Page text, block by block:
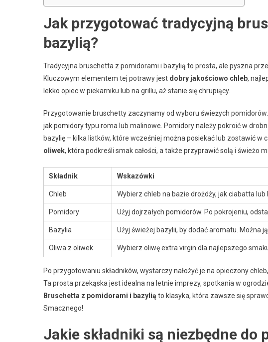
Jak przygotować tradycyjną
bazylią?
Tradycyjna bruschetta z pomidorami i bazylią to prosta, ale pyszna
Kluczowym elementem tej potrawy jest dobry jakościowo chleb,
lekko opiec w piekarniku lub na grillu, aż stanie się chrupiący.
Przygotowanie bruschetty zaczynamy od wyboru świeżych
jak pomidory typu roma lub malinowe. Pomidory należy pokroić w
bazylię – kilka listków, które wcześniej można posiekać lub zostawić w
oliwek, która podkreśli smak całości, a także przyprawić solą i świeżo
Składnik Wskazówki
Chleb Wybierz chleb na bazie drożdży, jak ciabatta
Pomidory Użyj dojrzałych pomidorów. Po pokrojeniu,
Bazylia Użyj świeżej bazylii, by dodać aromatu. Można
Oliwa z oliwek Wybierz oliwę extra virgin dla najlepszego
Po przygotowaniu składników, wystarczy nałożyć je na opieczony
Ta prosta przekąska jest idealna na letnie imprezy, spotkania w
Bruschetta z pomidorami i bazylią to klasyka, która zawsze się
Smacznego!
Jakie składniki są niezbędne